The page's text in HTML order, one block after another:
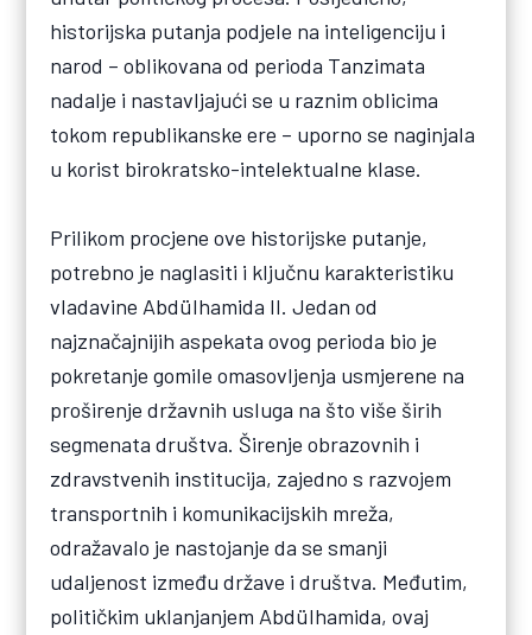
historijska putanja podjele na inteligenciju i
narod – oblikovana od perioda Tanzimata
nadalje i nastavljajući se u raznim oblicima
tokom republikanske ere – uporno se naginjala
u korist birokratsko-intelektualne klase.
Prilikom procjene ove historijske putanje,
potrebno je naglasiti i ključnu karakteristiku
vladavine Abdülhamida II. Jedan od
najznačajnijih aspekata ovog perioda bio je
pokretanje gomile omasovljenja usmjerene na
proširenje državnih usluga na što više širih
segmenata društva. Širenje obrazovnih i
zdravstvenih institucija, zajedno s razvojem
transportnih i komunikacijskih mreža,
odražavalo je nastojanje da se smanji
udaljenost između države i društva. Međutim,
političkim uklanjanjem Abdülhamida, ovaj